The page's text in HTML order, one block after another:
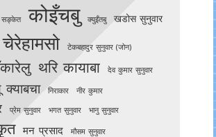
सङ्केत कोइँचबु क्युइँतबु खडोस सुनुवार
चेरेहामसो टेकबहादुर सुनुवार (जोन)
थरि कायाबा देव कुमार सुनुवार
निराकार नीर कुमार
प्रेम सुनुवार भगत सुनुवार भानु सुनुवार
मन प्रसाद मौसम सुनुवार